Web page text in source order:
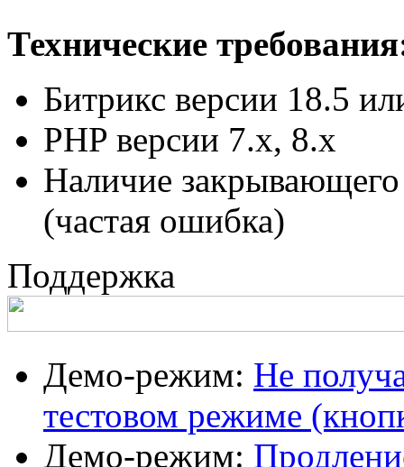
Технические
Битрикс версии 18.5
PHP версии 7.x, 8.x
Наличие
(частая ошибка)
Поддержка
Демо-режим: Не
тестовом режиме
Демо-режим: